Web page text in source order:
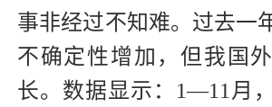
事非经过不知难。过去一
不确定性增加，但我国
长。数据显示：1—11月